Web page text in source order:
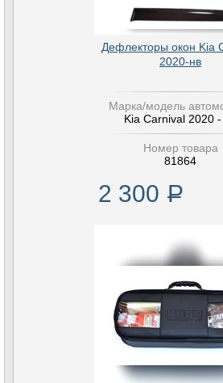
Дефлекторы окон Kia
2020-нв
Марка/модель
Kia Carnival 2020
Номер товара
81864
2 300 Р